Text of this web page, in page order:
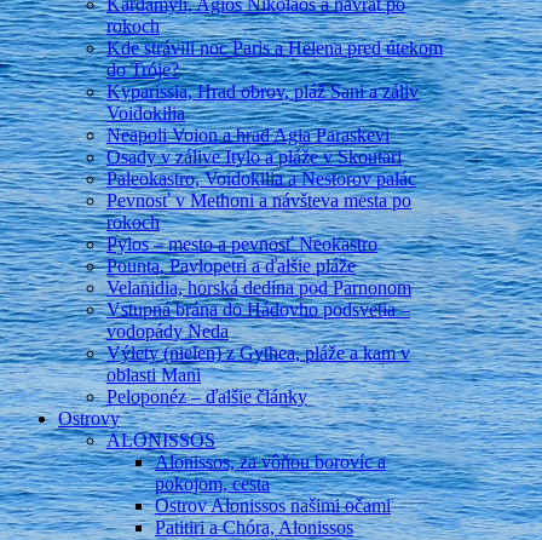
Kardamyli, Agios Nikolaos a návrat po
rokoch
Kde strávili noc Paris a Helena pred útekom
do Tróje?
Kyparissia, Hrad obrov, pláž Sani a záliv
Voidokilia
Neapoli Voion a hrad Agia Paraskevi
Osady v zálive Itylo a pláže v Skoutari
Paleokastro, Voidokilia a Nestorov palác
Pevnosť v Methoni a návšteva mesta po
rokoch
Pylos – mesto a pevnosť Neokastro
Pounta, Pavlopetri a ďalšie pláže
Velanidia, horská dedina pod Parnonom
Vstupná brána do Hádovho podsvetia –
vodopády Neda
Výlety (nielen) z Gythea, pláže a kam v
oblasti Mani
Peloponéz – ďalšie články
Ostrovy
ALONISSOS
Alonissos, za vôňou borovíc a
pokojom, cesta
Ostrov Alonissos našimi očami
Patitiri a Chóra, Alonissos